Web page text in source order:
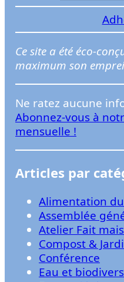
e
h
e
r
e
r
Ce site a été éco-
maximum son
Ne ratez aucune
Abonnez-vous à
mensuelle !
Articles par
Alimentation
Assemblée
Atelier Fait
Compost &
Conférence
Eau et